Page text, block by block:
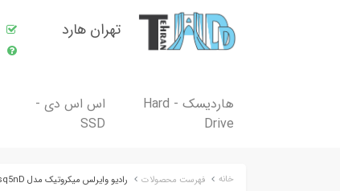
تهران هارد
هاردیسک - Hard
Drive
اس اس دی -
SSD
خانه فهرست محصولات رادیو وایرلس میکروتیک مدل SXTsq Lite5 _ RBSXTsq5nD